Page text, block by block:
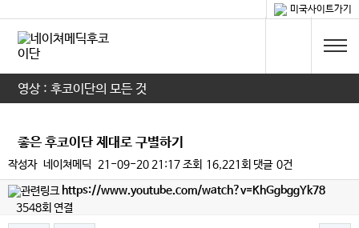
미국사이트가기
영상 : 후코이단의 모든 것
좋은 후코이단 제대로 구별하기
작성자 네이쳐메딕 21-09-20 21:17조회 16,221회 댓글 0건
https://www.youtube.com/watch?v=KhGgbggYk78
3548회 연결